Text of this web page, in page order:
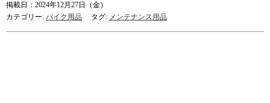
掲載日：2024年12月27日（金）
カテゴリー: バイク用品 タグ: メンテナンス用品